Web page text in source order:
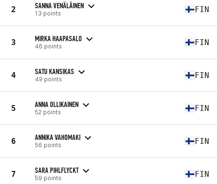
2 SANNA VENÄLÄINEN
13 points FIN
3 MIRKA HAAPASALO
46 points FIN
4 SATU KANSIKAS
49 points FIN
5 ANNA OLLIKAINEN
52 points FIN
6 ANNIKA VAHOMAKI
56 points FIN
7 SARA PIHLFLYCKT
59 points FIN